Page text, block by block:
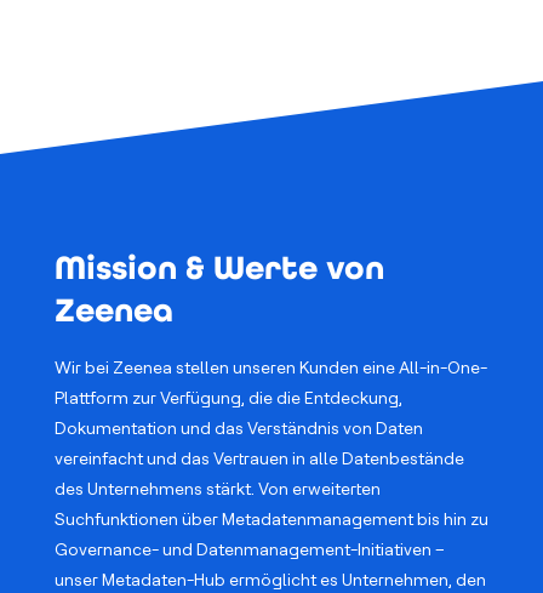
Mission & Werte von
Zeenea
Wir bei Zeenea stellen unseren Kunden eine All-in-One-
Plattform zur Verfügung, die die Entdeckung,
Dokumentation und das Verständnis von Daten
vereinfacht und das Vertrauen in alle Datenbestände
des Unternehmens stärkt. Von erweiterten
Suchfunktionen über Metadatenmanagement bis hin zu
Governance- und Datenmanagement-Initiativen –
unser Metadaten-Hub ermöglicht es Unternehmen, den